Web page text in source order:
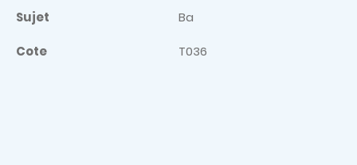
Sujet Ba
Cote T036